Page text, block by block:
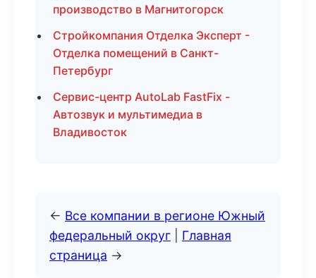
производство в Магнитогорск
Стройкомпания Отделка Эксперт -
Отделка помещений в Санкт-
Петербург
Сервис-центр AutoLab FastFix -
Автозвук и мультимедиа в
Владивосток
← Все компании в регионе Южный
федеральный округ
Главная
страница →